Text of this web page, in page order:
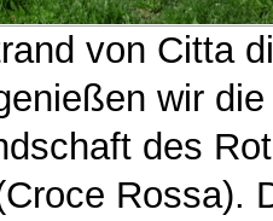
von Citta di
wir die
des
Rossa).